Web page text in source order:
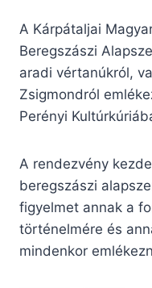
A Kárpátaljai
Beregszászi
aradi vértanúkról,
Zsigmondról
Perényi
A rendezvény
beregszászi
figyelmet annak a
történelmére és
mindenkor